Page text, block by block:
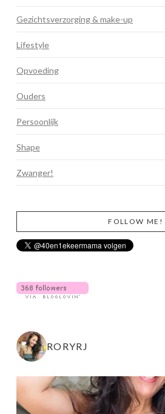
Gezichtsverzorging & make-up
Lifestyle
Opvoeding
Ouders
Persoonlijk
Shape
Zwanger!
FOLLOW ME!
RORYRJ